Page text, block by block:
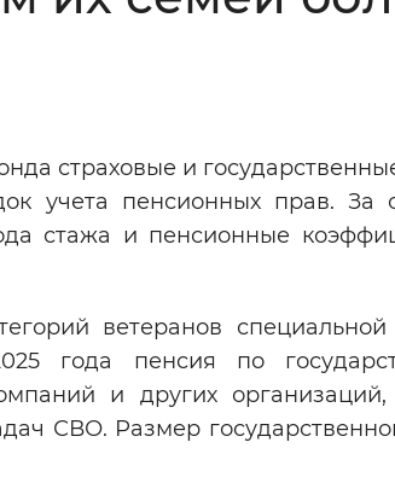
Остановить Повторить
страховые и
учета пенсионных прав. За
стажа и пенсионные
ветеранов
года пенсия по
и других организаций,
СВО. Размер